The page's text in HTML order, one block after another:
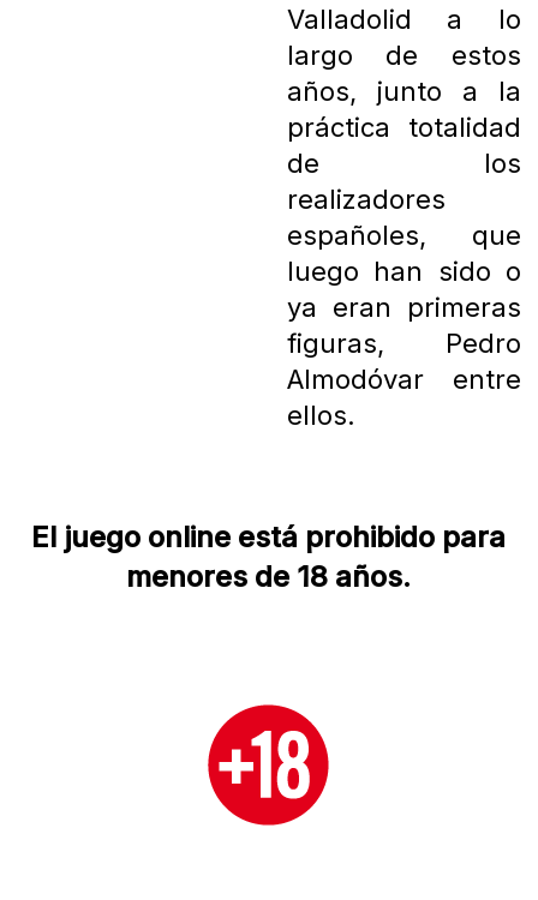
Valladolid a lo
largo de estos
años, junto a la
práctica totalidad
de los
realizadores
españoles, que
luego han sido o
ya eran primeras
figuras, Pedro
Almodóvar entre
ellos.
El juego online está prohibido para
menores de 18 años.